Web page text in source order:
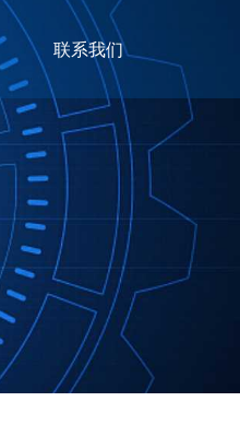
联系我们